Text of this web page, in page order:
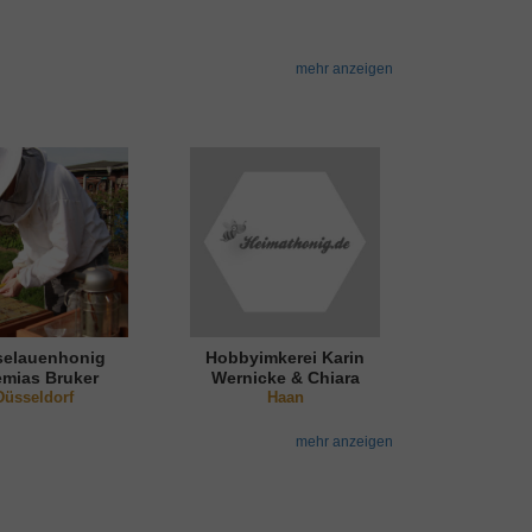
mehr anzeigen
Bruker
Hobbyimkerei Karin
Wernicke & Chiara
Nguyen
Haan
mehr anzeigen